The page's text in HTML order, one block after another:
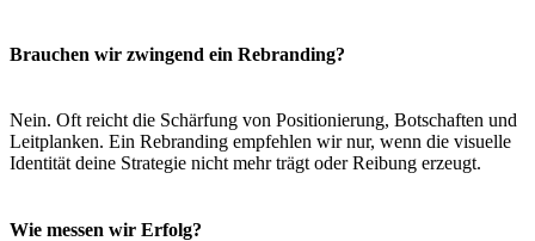
Brauchen wir zwingend ein Rebranding?
Nein. Oft reicht die Schärfung von Positionierung, Botschaften und
Leitplanken. Ein Rebranding empfehlen wir nur, wenn die visuelle
Identität deine Strategie nicht mehr trägt oder Reibung erzeugt.
Wie messen wir Erfolg?